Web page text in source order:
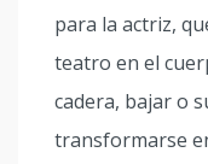
para la actriz,
teatro en el
cadera, bajar o
transformarse